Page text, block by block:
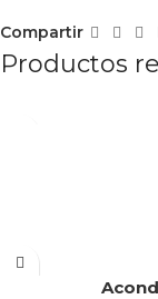
Compartir
Productos